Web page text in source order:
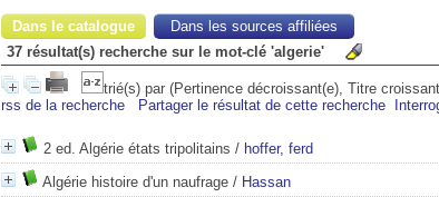
Dans le catalogue
Dans les sources affiliées
37 résultat(s) recherche sur le mot-clé 'algerie'
trié(s) par (Pertinence décroissant(e), Titre
rss de la recherche
Partager le résultat de cette recherche
2 ed. Algérie états tripolitains / hoffer, ferd
Algérie histoire d'un naufrage / Hassan